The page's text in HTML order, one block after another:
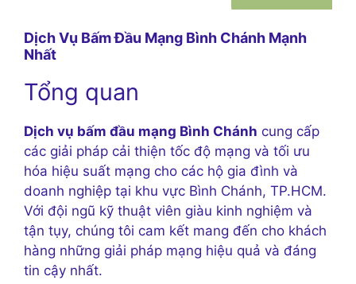
Dịch Vụ Bấm Đầu Mạng Bình Chánh Mạnh
Nhất
Tổng quan
Dịch vụ bấm đầu mạng Bình Chánh cung cấp
các giải pháp cải thiện tốc độ mạng và tối ưu
hóa hiệu suất mạng cho các hộ gia đình và
doanh nghiệp tại khu vực Bình Chánh, TP.HCM.
Với đội ngũ kỹ thuật viên giàu kinh nghiệm và
tận tụy, chúng tôi cam kết mang đến cho khách
hàng những giải pháp mạng hiệu quả và đáng
tin cậy nhất.